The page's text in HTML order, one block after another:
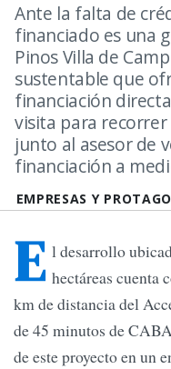
EMPRESAS Y
Ante la falta de
financiado es una
Pinos Villa de
sustentable que
financiación
visita para
junto al asesor de
financiación a
E l desarrollo
hectáreas cuenta
km de distancia del
de 45 minutos de
de este proyecto en un